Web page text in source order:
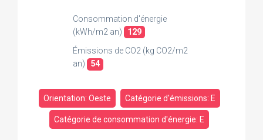
Consommation d'énergie
(kWh/m2 an)
129
Émissions de CO2 (kg CO2/m2
an)
54
Orientation: Oeste Catégorie d'émissions: E
Catégorie de consommation d'énergie: E